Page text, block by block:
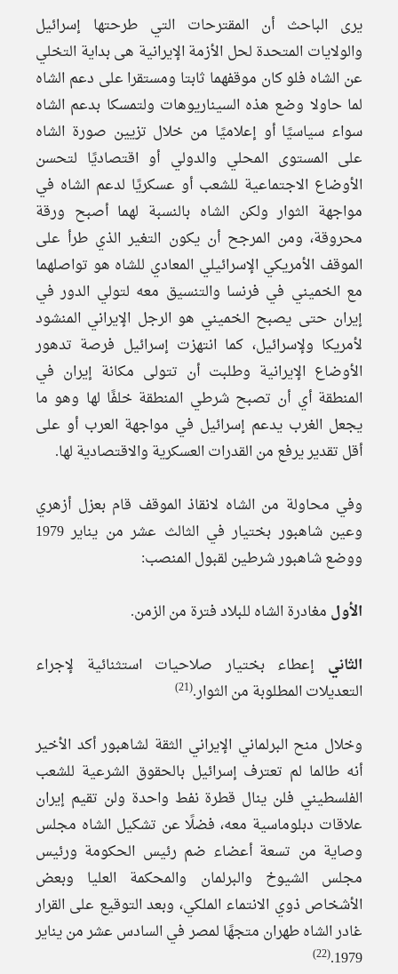
يرى الباحث أن المقترحات التي طرحتها إسرائيل
والولايات المتحدة لحل الأزمة الإيرانية هى بداية التخلي
عن الشاه فلو كان موقفهما ثابتا ومستقرا على دعم الشاه
لما حاولا وضع هذه السيناريوهات ولتمسكا بدعم الشاه
سواء سياسيًا أو إعلاميًا من خلال تزيين صورة الشاه
على المستوى المحلي والدولي أو اقتصاديًا لتحسن
الأوضاع الاجتماعية للشعب أو عسكريًا لدعم الشاه في
مواجهة الثوار ولكن الشاه بالنسبة لهما أصبح ورقة
محروقة، ومن المرجح أن يكون التغير الذي طرأ على
الموقف الأمريكي الإسرائيلي المعادي للشاه هو تواصلهما
مع الخميني في فرنسا والتنسيق معه لتولي الدور في
إيران حتى يصبح الخميني هو الرجل الإيراني المنشود
لأمريكا ولإسرائيل، كما انتهزت إسرائيل فرصة تدهور
الأوضاع الإيرانية وطلبت أن تتولى مكانة إيران في
المنطقة أي أن تصبح شرطي المنطقة خلفًا لها وهو ما
يجعل الغرب يدعم إسرائيل في مواجهة العرب أو على
أقل تقدير يرفع من القدرات العسكرية والاقتصادية لها.
وفي محاولة من الشاه لانقاذ الموقف قام بعزل أزهري
وعين شاهبور بختيار في الثالث عشر من يناير 1979
ووضع شاهبور شرطين لقبول المنصب:
الأول مغادرة الشاه للبلاد فترة من الزمن.
الثاني إعطاء بختيار صلاحيات استثنائية لإجراء
التعديلات المطلوبة من الثوار.(21)
وخلال منح البرلماني الإيراني الثقة لشاهبور أكد الأخير
أنه طالما لم تعترف إسرائيل بالحقوق الشرعية للشعب
الفلسطيني فلن ينال قطرة نفط واحدة ولن تقيم إيران
علاقات دبلوماسية معه، فضلًا عن تشكيل الشاه مجلس
وصاية من تسعة أعضاء ضم رئيس الحكومة ورئيس
مجلس الشيوخ والبرلمان والمحكمة العليا وبعض
الأشخاص ذوي الانتماء الملكي، وبعد التوقيع على القرار
غادر الشاه طهران متجهًا لمصر في السادس عشر من يناير
1979.
(22)